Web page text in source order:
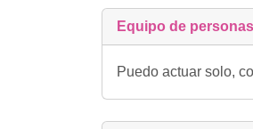
Equipo de personas
Puedo actuar solo,